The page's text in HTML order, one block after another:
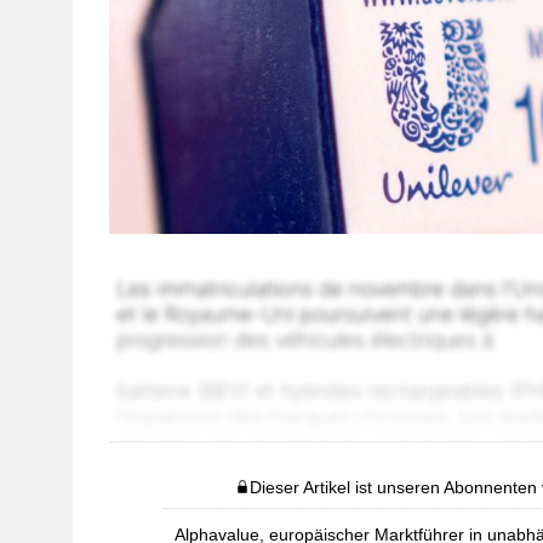
Dieser Artikel ist unseren Abonnenten
Alphavalue, europäischer Marktführer in